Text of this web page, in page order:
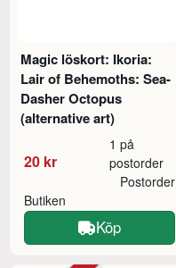
Magic löskort: Ikoria:
Lair of Behemoths: Sea-
Dasher Octopus
(alternative art)
20 kr
1 på
postorder
Butiken
Postorder
Köp